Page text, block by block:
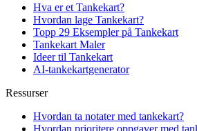
Hva er et Tankekart?
Hvordan lage Tankekart?
Topp 29 Eksempler på Tankekart
Tankekart Maler
Ideer til Tankekart
AI-tankekartgenerator
Ressurser
Hvordan ta notater med tankekart?
Hvordan prioritere oppgaver med